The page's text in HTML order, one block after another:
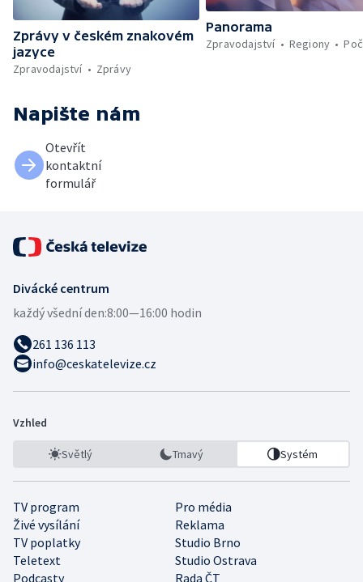
Zprávy v českém znakovém
jazyce
Zpravodajství
Zprávy
Panorama
Zpravodajství
Regiony
Napište nám
Otevřít
kontaktní
formulář
Divácké centrum
každý všední den:8:00—16:00 hodin
261 136 113
info@ceskatelevize.cz
Vzhled
Světlý Tmavý Systém
TV program
Pro média
Živé vysílání
Reklama
TV poplatky
Studio Brno
Teletext
Studio Ostrava
Podcasty
Rada ČT